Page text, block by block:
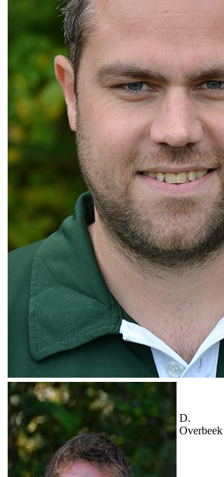
D.
Overbeek